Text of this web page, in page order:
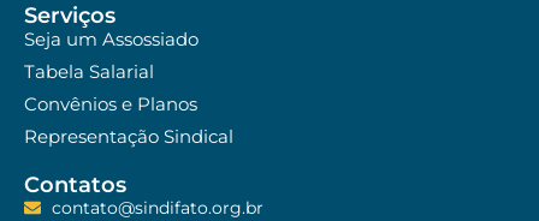
Serviços
Seja um Assossiado
Tabela Salarial
Convênios e Planos
Representação Sindical
Contatos
contato@sindifato.org.br